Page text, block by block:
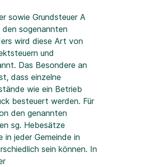
sowie Grundsteuer A
sogenannten
wird diese Art von
und
Das Besondere an
dass einzelne
wie ein Betrieb
besteuert werden. Für
den genannten
sg. Hebesätze
in jeder Gemeinde in
sein können. In